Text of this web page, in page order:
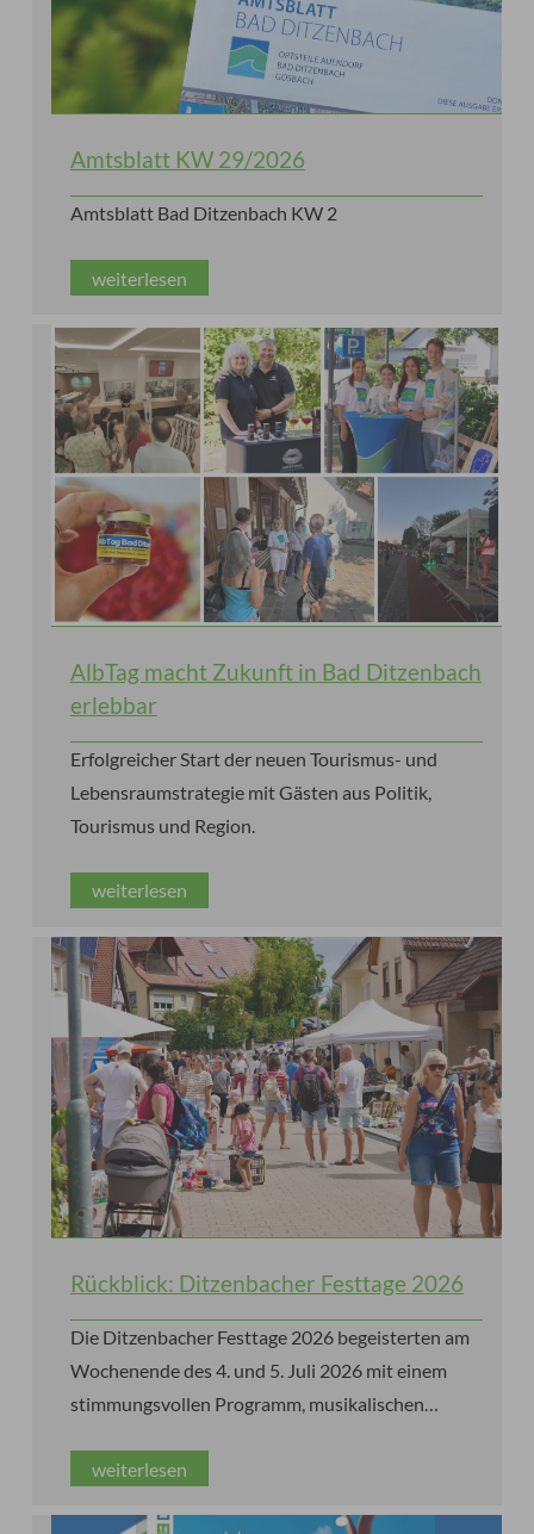
Amtsblatt KW 29/2026
Amtsblatt Bad Ditzenbach KW 2
weiterlesen
AlbTag macht Zukunft in Bad Ditzenbach
erlebbar
Erfolgreicher Start der neuen Tourismus- und
Lebensraumstrategie mit Gästen aus Politik,
Tourismus und Region.
weiterlesen
Rückblick: Ditzenbacher Festtage 2026
Die Ditzenbacher Festtage 2026 begeisterten am
Wochenende des 4. und 5. Juli 2026 mit einem
stimmungsvollen Programm, musikalischen
Menge guter Laune und Sonnenschein.
weiterlesen